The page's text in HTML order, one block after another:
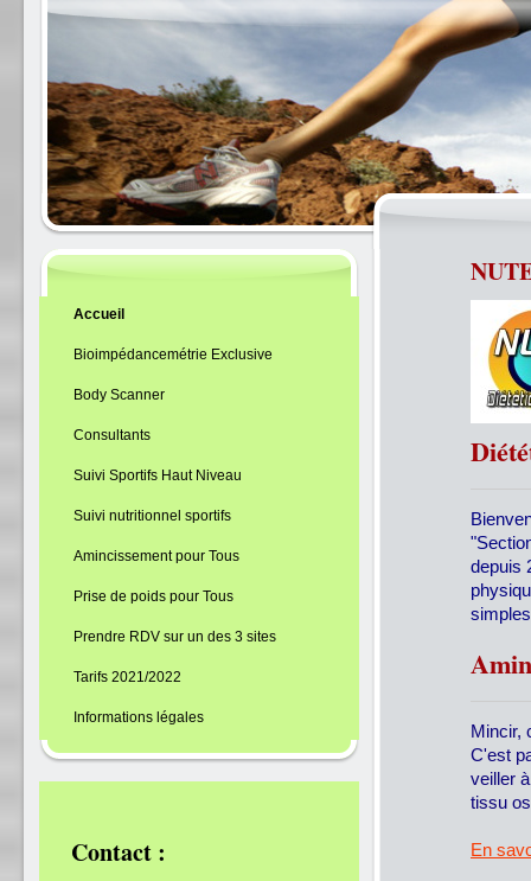
depuis
Mincir,
C'est
veiller
tissu
En
Accueil
Bioimpédancemétrie Exclusive
Body Scanner
Consultants
Suivi Sportifs Haut Niveau
Suivi nutritionnel sportifs
Amincissement pour Tous
Prise de poids pour Tous
Prendre RDV sur un des 3 sites
Tarifs 2021/2022
Informations légales
Contact :